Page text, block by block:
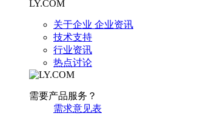
LY.COM
关于企业 企业资讯
技术支持
行业资讯
热点讨论
需要产品服务？
需求意见表